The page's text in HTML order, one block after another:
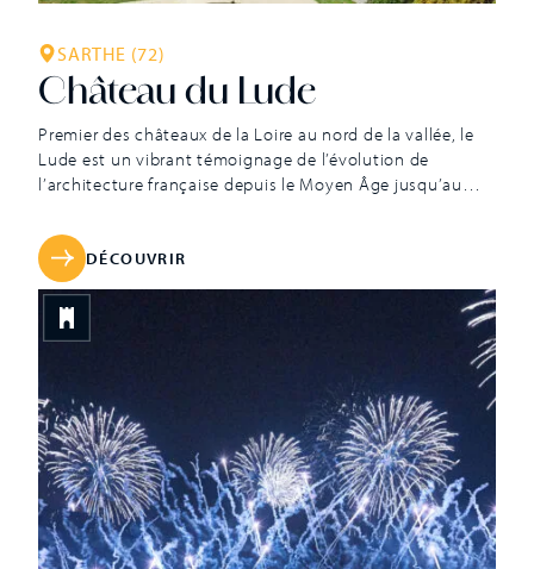
SARTHE (72)
Château du Lude
Premier des châteaux de la Loire au nord de la vallée, le
Lude est un vibrant témoignage de l’évolution de
l’architecture française depuis le Moyen Âge jusqu’au
charme particulier à ce prestigieux monument historique,
aujourd’hui propriété privée du comte et de la comtesse
de Nicolaÿ. Les origines […]
DÉCOUVRIR